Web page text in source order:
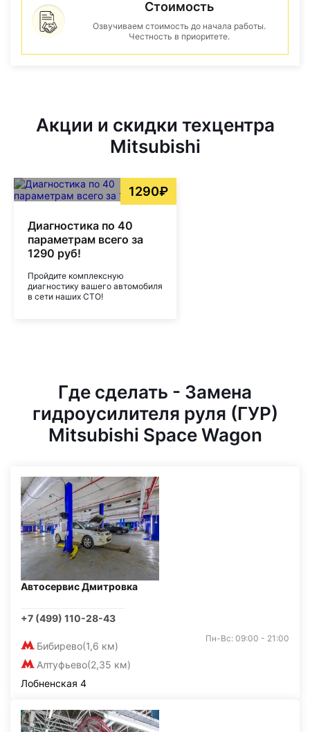
Стоимость
Озвучиваем стоимость до начала работы.
Честность в приоритете.
Акции и скидки техцентра
Mitsubishi
1290₽
Диагностика по 40
параметрам всего за
1290 руб!
Пройдите комплексную
диагностику вашего автомобиля
в сети наших СТО!
Где сделать - Замена
гидроусилителя руля (ГУР)
Mitsubishi Space Wagon
Автосервис Дмитровка
+7 (499) 110-28-43
Бибирево(1,6 км)
Алтуфьево(2,35 км)
Пн-Вс: 09:00 - 21:00
Лобненская 4